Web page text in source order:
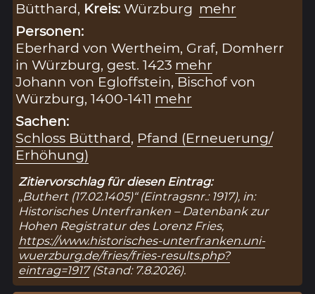
Bütthard, Kreis:Würzburg mehr
Personen:
Eberhard von Wertheim, Graf, Domherr
in Würzburg, gest. 1423 mehr
Johann von Egloffstein, Bischof von
Würzburg, 1400-1411 mehr
Sachen:
Schloss Bütthard, Pfand (Erneuerung/
Erhöhung)
Zitiervorschlag für diesen Eintrag:
„Buthert (17.02.1405)“ (Eintragsnr.: 1917), in:
Historisches Unterfranken – Datenbank zur
Hohen Registratur des Lorenz Fries,
https://www.historisches-unterfranken.uni-
wuerzburg.de/fries/fries-results.php?
eintrag=1917(Stand: 7.8.2026).